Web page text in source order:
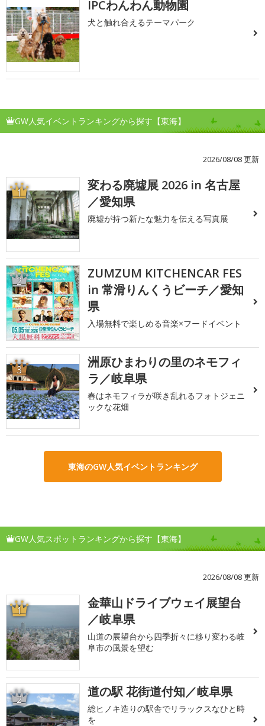
IPCわんわん動物園
犬と触れ合えるテーマパーク
GW人気イベントランキングから探す【東海】
2026/08/08 更新
1
変わる廃墟展 2026 in 名古屋
／愛知県
廃墟が持つ新たな魅力を伝える写真展
2
ZUMZUM KITCHENCAR FES
in 常滑りんくうビーチ／愛知
県
入場無料で楽しめる音楽×フードイベント
3
洲原ひまわりの里のネモフィ
ラ／岐阜県
春はネモフィラが咲き乱れるフォトジェニ
ックな花畑
東海のGW人気イベントランキング
GW人気スポットランキングから探す【東海】
2026/08/08 更新
1
金華山ドライブウェイ展望台
／岐阜県
山道の展望台から四季折々に移り変わる岐
阜市の風景を望む
2 道の駅 花街道付知／岐阜県
総ヒノキ造りの駅舎でリラックスなひと時
を